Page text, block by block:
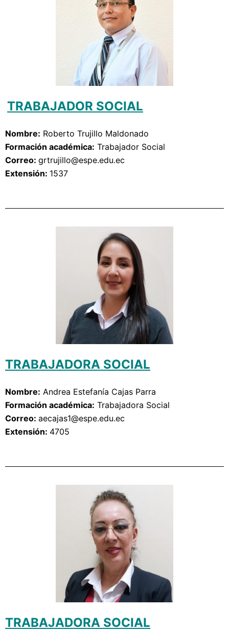
TRABAJADOR SOCIAL
Nombre: Roberto Trujillo Maldonado
Formación académica: Trabajador Social
Correo: grtrujillo@espe.edu.ec
Extensión: 1537
TRABAJADORA SOCIAL
Nombre: Andrea Estefanía Cajas Parra
Formación académica: Trabajadora Social
Correo: aecajas1@espe.edu.ec
Extensión: 4705
TRABAJADORA SOCIAL